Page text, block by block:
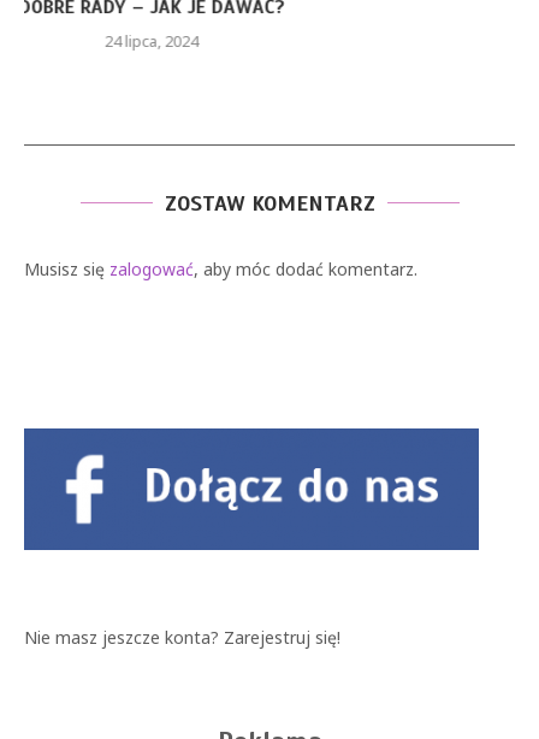
MINDFULNESS W POZNANIU – ZAPISZ SIĘ NA
ZOSTAW KOMENTARZ
Musisz się zalogować, aby móc dodać komentarz.
Nie masz jeszcze konta? Zarejestruj się!